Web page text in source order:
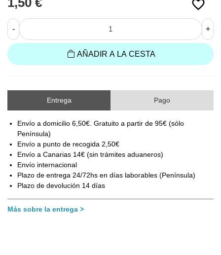
favorite_border
- +
AÑADIR A LA CESTA
Entrega Pago
Envío a domicilio 6,50€. Gratuito a partir de 95€ (sólo
Península)
Envío a punto de recogida 2,50€
Envío a Canarias 14€ (sin trámites aduaneros)
Envío internacional
Plazo de entrega 24/72hs en días laborables (Península)
Plazo de devolución 14 días
Más sobre la entrega